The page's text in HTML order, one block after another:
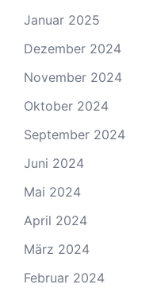
Januar 2025
Dezember 2024
November 2024
Oktober 2024
September 2024
Juni 2024
Mai 2024
April 2024
März 2024
Februar 2024